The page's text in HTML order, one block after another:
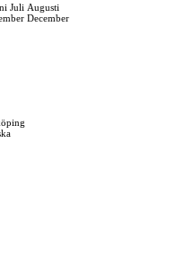
Juli Augusti
December